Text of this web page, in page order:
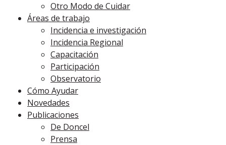
Otro Modo de Cuidar
Áreas de trabajo
Incidencia e investigación
Incidencia Regional
Capacitación
Participación
Observatorio
Cómo Ayudar
Novedades
Publicaciones
De Doncel
Prensa